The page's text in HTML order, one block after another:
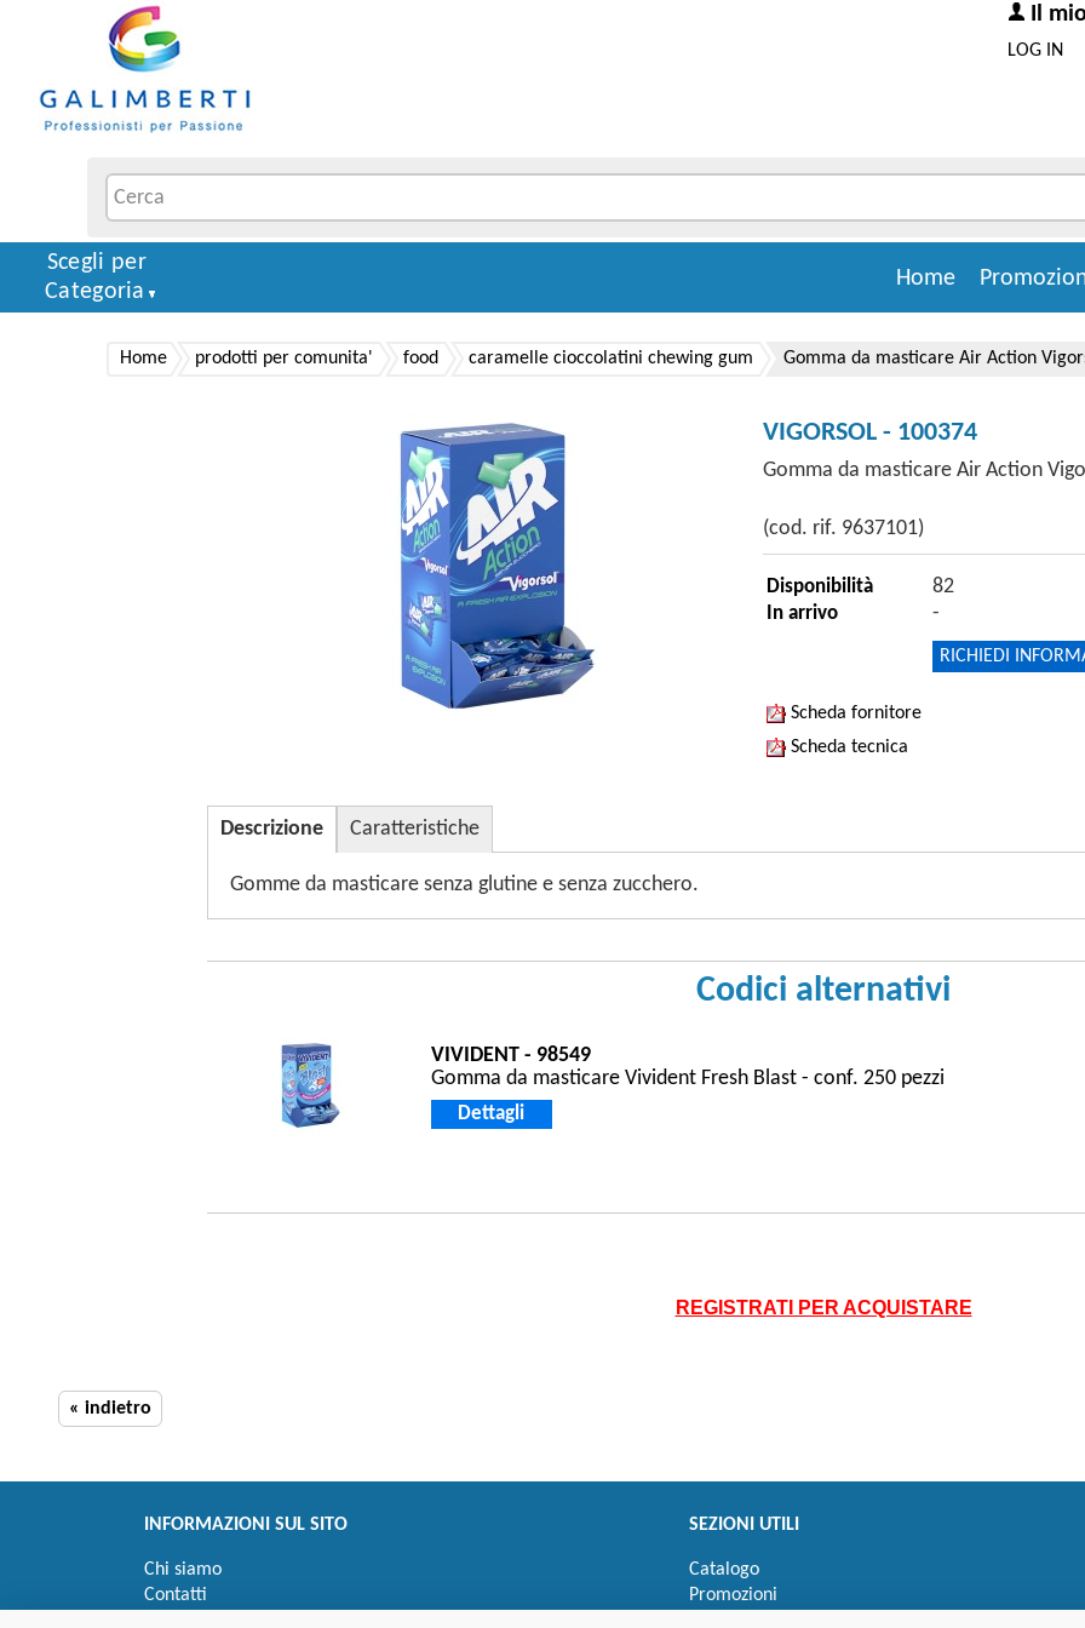
Il
LOG IN
Home
Scegli per
Categoria
Home prodotti per comunita' food caramelle cioccolatini chewing gum Gomma da masticare Air Action
VIGORSOL - 100374
Gomma da masticare Air Action
(cod. rif. 9637101)
Disponibilità 82
In arrivo -
RICHIEDI
Scheda fornitore
Scheda tecnica
Descrizione Caratteristiche
Gomme da masticare senza glutine e senza zucchero.
Codici alternativi
VIVIDENT - 98549
Gomma da masticare Vivident Fresh Blast - conf. 250 pezzi
Dettagli
REGISTRATI PER ACQUISTARE
« indietro
INFORMAZIONI SUL SITO
Chi siamo
Contatti
SEZIONI UTILI
Catalogo
Promozioni